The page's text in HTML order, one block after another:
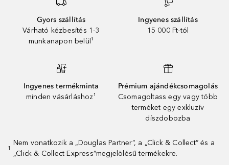
Gyors szállítás
Várható kézbesítés 1-3
munkanapon belül¹
Ingyenes szállítás
15 000 Ft-tól
Ingyenes termékminta
minden vásárláshoz¹
Prémium ajándékcsomagolás
Csomagoltass egy vagy több
terméket egy exkluzív
díszdobozba
1
Nem vonatkozik a „Douglas Partner”, a „Click & Collect” és a
„Click & Collect Express”megjelölésű termékekre.